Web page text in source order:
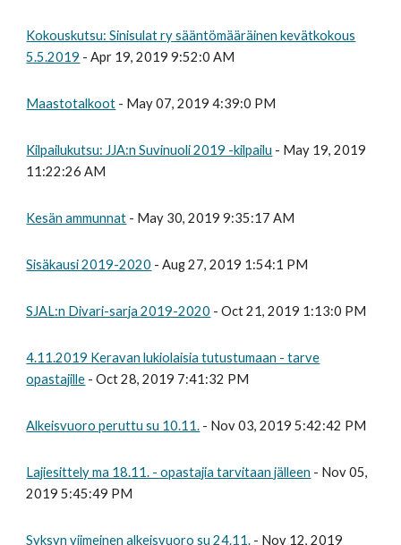
Kokouskutsu: Sinisulat ry sääntömääräinen kevätkokous
5.5.2019 - Apr 19, 2019 9:52:0 AM
Maastotalkoot - May 07, 2019 4:39:0 PM
Kilpailukutsu: JJA:n Suvinuoli 2019 -kilpailu - May 19, 2019
11:22:26 AM
Kesän ammunnat - May 30, 2019 9:35:17 AM
Sisäkausi 2019-2020 - Aug 27, 2019 1:54:1 PM
SJAL:n Divari-sarja 2019-2020 - Oct 21, 2019 1:13:0 PM
4.11.2019 Keravan lukiolaisia tutustumaan - tarve
opastajille - Oct 28, 2019 7:41:32 PM
Alkeisvuoro peruttu su 10.11. - Nov 03, 2019 5:42:42 PM
Lajiesittely ma 18.11. - opastajia tarvitaan jälleen - Nov 05,
2019 5:45:49 PM
Syksyn viimeinen alkeisvuoro su 24.11. - Nov 12, 2019